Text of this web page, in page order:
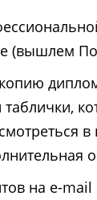
(вышлем
на e-mail